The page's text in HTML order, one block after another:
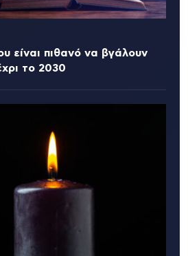
είναι πιθανό να βγάλουν
το 2030